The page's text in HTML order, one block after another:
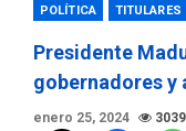
POLÍTICA TITULARES
Presidente
gobernadores y
enero 25, 2024 3039